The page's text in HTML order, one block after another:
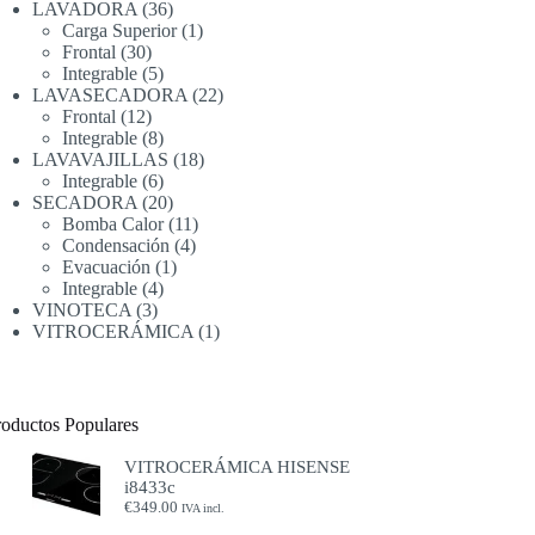
producto
LAVADORA 3636
productos
Carga Superior 11
Frontal 3030
productos
Integrable 55
productos
LAVASECADORA 2222
Frontal 1212
productos
Integrable 88
productos
LAVAVAJILLAS 1818
Integrable 66
productos
SECADORA 2020
productos
Bomba Calor 1111
productos
Condensación 44
Evacuación 11
Integrable 44
productos
VINOTECA 33
productos
VITROCERÁMICA 11
Populares
VITROCERÁMICA HISENSE
i8433c
€349.00 IVA incl.